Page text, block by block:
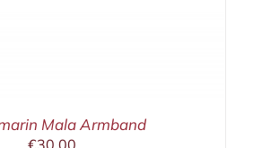
Mala Armband
€30,00